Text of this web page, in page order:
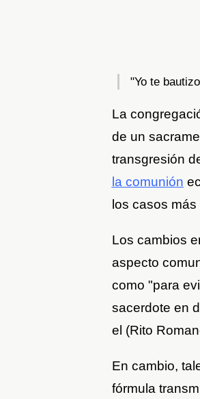
"Yo te
La
de un
transgresión
la comunión
los casos
Los cambios
aspecto
como "para
sacerdote en
el (Rito
En cambio,
fórmula